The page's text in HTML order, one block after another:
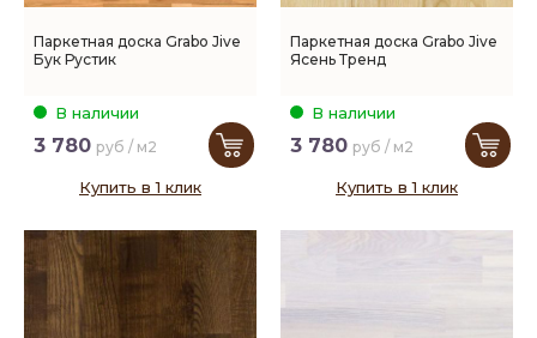
Паркетная доска Grabo Jive
Бук Рустик
В наличии
3 780 руб / м2
Купить в 1 клик
Паркетная доска Grabo Jive
Ясень Тренд
В наличии
3 780 руб / м2
Купить в 1 клик